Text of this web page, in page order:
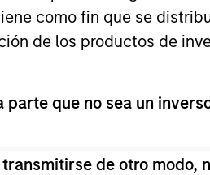
como fin que se
de los productos de
que no sea un
de otro modo,
holdings). The trademarks and
sponsored, or otherwise
site. We are providing these
for the information